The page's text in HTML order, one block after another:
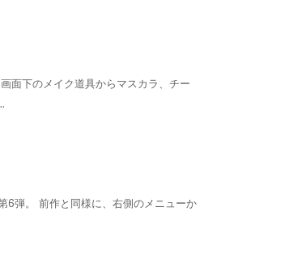
面下のメイク道具からマスカラ、チー
6弾。 前作と同様に、右側のメニューか